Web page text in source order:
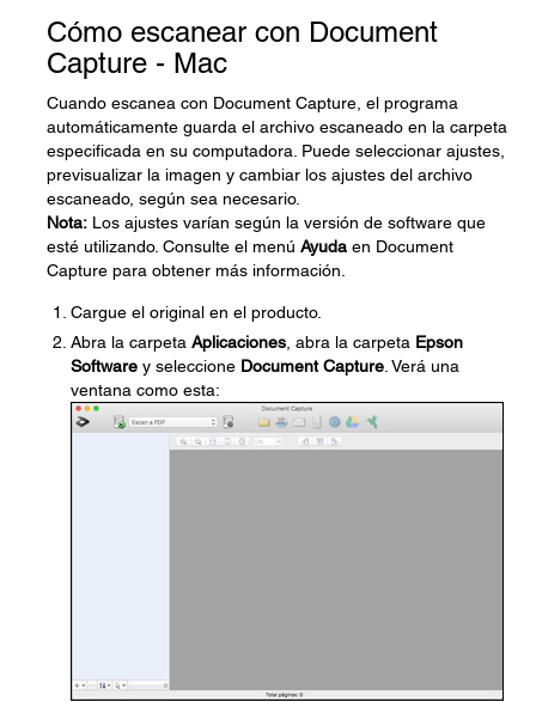
Cómo escanear con Document
Capture - Mac
Cuando escanea con Document Capture, el programa
automáticamente guarda el archivo escaneado en la carpeta
especificada en su computadora. Puede seleccionar ajustes,
previsualizar la imagen y cambiar los ajustes del archivo
escaneado, según sea necesario.
Nota: Los ajustes varían según la versión de software que
esté utilizando. Consulte el menú Ayuda en Document
Capture para obtener más información.
Cargue el original en el producto.
Abra la carpeta Aplicaciones , abra la carpeta Epson
Software y seleccione Document Capture . Verá una
ventana como esta: